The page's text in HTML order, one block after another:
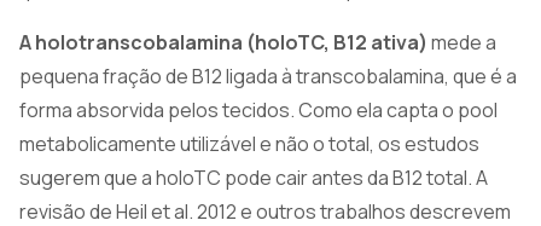
A holotranscobalamina (holoTC, B12 ativa) mede a
pequena fração de B12 ligada à transcobalamina, que é a
forma absorvida pelos tecidos. Como ela capta o pool
metabolicamente utilizável e não o total, os estudos
sugerem que a holoTC pode cair antes da B12 total. A
revisão de Heil et al. 2012 e outros trabalhos descrevem